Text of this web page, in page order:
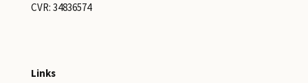
CVR: 34836574
Links